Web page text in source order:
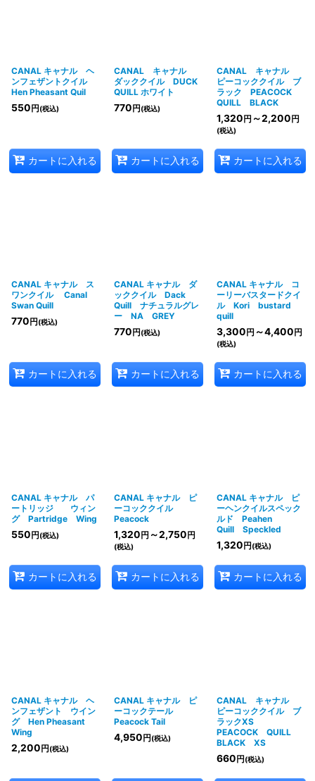
CANAL キャナル ヘ
ンフェザントクイル
Hen Pheasant Quil
550円(税込)
カートに入れる
CANAL キャナル
ダッククイル DUCK
QUILL ホワイト
770円(税込)
カートに入れる
CANAL キャナル
ピーコッククイル ブ
ラック PEACOCK
QUILL BLACK
1,320円 ～2,200円
(税込)
カートに入れる
CANAL キャナル ス
ワンクイル Canal
Swan Quill
770円(税込)
カートに入れる
CANAL キャナル ダ
ッククイル Dack
Quill ナチュラルグレ
ー NA GREY
770円(税込)
カートに入れる
CANAL キャナル コ
ーリーバスタードクイ
ル Kori bustard
quill
3,300円 ～4,400円
(税込)
カートに入れる
CANAL キャナル パ
ートリッジ ウィン
グ Partridge Wing
550円(税込)
カートに入れる
CANAL キャナル ピ
ーコッククイル
Peacock
1,320円 ～2,750円
(税込)
カートに入れる
CANAL キャナル ピ
ーヘンクイルスペック
ルド Peahen
Quill Speckled
1,320円(税込)
カートに入れる
CANAL キャナル ヘ
ンフェザント ウイン
グ Hen Pheasant
Wing
2,200円(税込)
CANAL キャナル ピ
ーコックテール
Peacock Tail
4,950円(税込)
CANAL キャナル
ピーコッククイル ブ
ラックXS
PEACOCK QUILL
BLACK XS
660円(税込)